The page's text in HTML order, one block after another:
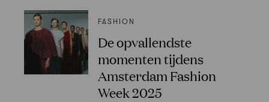
FASHION
De opvallendste
momenten tijdens
Amsterdam Fashion
Week 2025